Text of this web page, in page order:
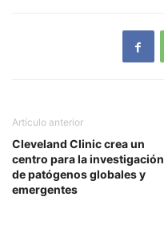
Artículo anterior
Cleveland Clinic crea un
centro para la investigación
de patógenos globales y
emergentes